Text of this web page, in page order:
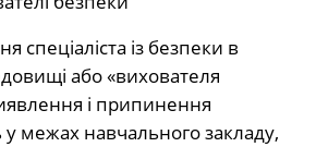
спеціаліста із безпеки в
або «вихователя
і припинення
межах навчального закладу,